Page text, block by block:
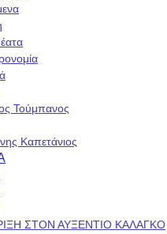
Τούμπανος
Καπετάνιος
ΣΤΟΝ ΑΥΞΕΝΤΙΟ ΚΑΛΑΓΚΟ